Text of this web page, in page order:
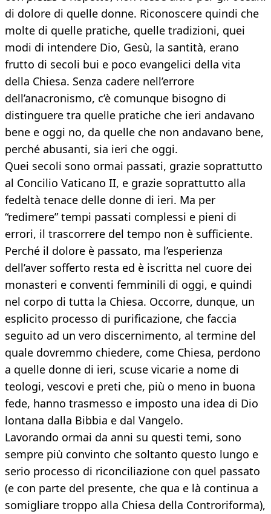
di dolore di quelle donne. Riconoscere quindi che
molte di quelle pratiche, quelle tradizioni, quei
modi di intendere Dio, Gesù, la santità, erano
frutto di secoli bui e poco evangelici della vita
della Chiesa. Senza cadere nell’errore
dell’anacronismo, c’è comunque bisogno di
distinguere tra quelle pratiche che ieri andavano
bene e oggi no, da quelle che non andavano bene,
perché abusanti, sia ieri che oggi.
Quei secoli sono ormai passati, grazie soprattutto
al Concilio Vaticano II, e grazie soprattutto alla
fedeltà tenace delle donne di ieri. Ma per
“redimere” tempi passati complessi e pieni di
errori, il trascorrere del tempo non è sufficiente.
Perché il dolore è passato, ma l’esperienza
dell’aver sofferto resta ed è iscritta nel cuore dei
monasteri e conventi femminili di oggi, e quindi
nel corpo di tutta la Chiesa. Occorre, dunque, un
esplicito processo di purificazione, che faccia
seguito ad un vero discernimento, al termine del
quale dovremmo chiedere, come Chiesa, perdono
a quelle donne di ieri, scuse vicarie a nome di
teologi, vescovi e preti che, più o meno in buona
fede, hanno trasmesso e imposto una idea di Dio
lontana dalla Bibbia e dal Vangelo.
Lavorando ormai da anni su questi temi, sono
sempre più convinto che soltanto questo lungo e
serio processo di riconciliazione con quel passato
(e con parte del presente, che qua e là continua a
somigliare troppo alla Chiesa della Controriforma),